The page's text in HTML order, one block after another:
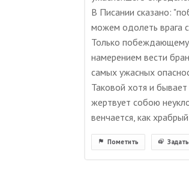
В Писании сказано:
можем одолеть врага
Только побеждающему
намерением вести
самых ужасных
Таковой хотя и
жертвует собою
венчается, как
Пометить